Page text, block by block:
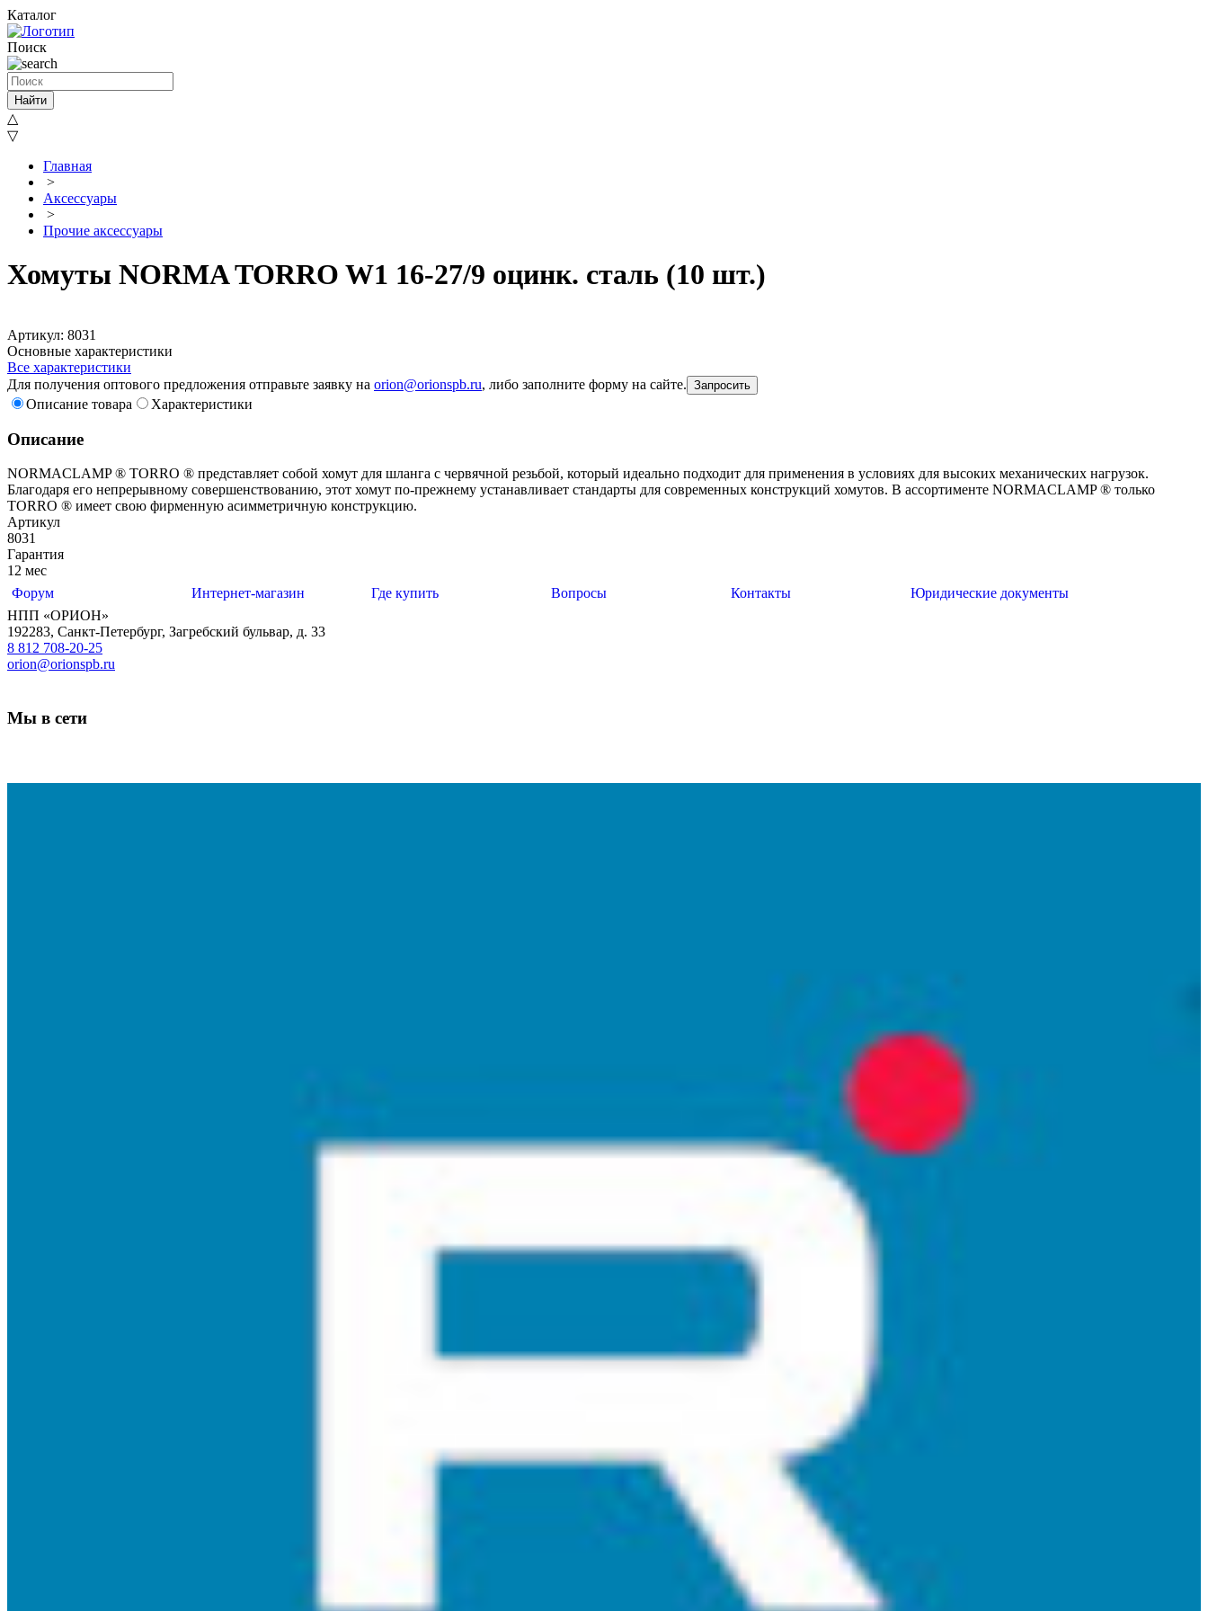
Каталог
Поиск
Найти
△
▽
Главная
>
Аксессуары
>
Прочие аксессуары
Хомуты NORMA TORRO W1 16-27/9 оцинк. сталь (10 шт.)
Артикул: 8031
Основные характеристики
Все характеристики
Для получения оптового предложения отправьте заявку на orion@orionspb.ru, либо заполните форму на сайте. Запросить
Описание товара Характеристики
Описание
NORMACLAMP ® TORRO ® представляет собой хомут для шланга с червячной резьбой, который идеально подходит для применения в условиях для высоких механических нагрузок.
Благодаря его непрерывному совершенствованию, этот хомут по-прежнему устанавливает стандарты для современных конструкций хомутов. В ассортименте NORMACLAMP ® только
TORRO ® имеет свою фирменную асимметричную конструкцию.
Артикул
8031
Гарантия
12 мес
Форум
Интернет-магазин Где купить Вопросы Контакты
Юридические документы
НПП «ОРИОН»
192283, Санкт-Петербург, Загребский бульвар, д. 33
8 812 708-20-25
orion@orionspb.ru
Мы в сети